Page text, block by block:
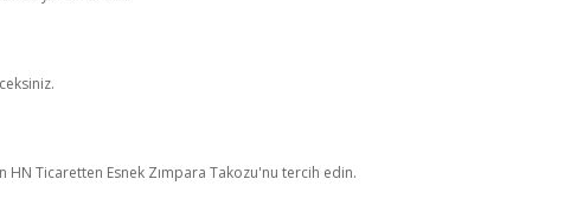
Ticaretten Esnek Zımpara Takozu'nu tercih edin.